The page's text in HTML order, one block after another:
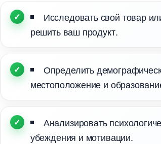
Исследовать свой товар
решить ваш продукт.
Определить
местоположение и
Анализировать
убеждения и мотивации.